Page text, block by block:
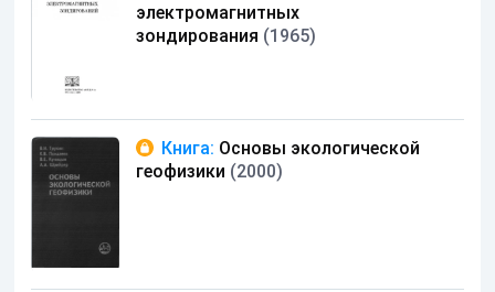
электромагнитных
зондирования (1965)
Книга: Основы экологической
геофизики (2000)